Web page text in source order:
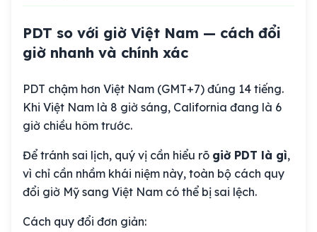
PDT so với giờ Việt Nam — cách đổi
giờ nhanh và chính xác
PDT chậm hơn Việt Nam (GMT+7) đúng 14 tiếng.
Khi Việt Nam là 8 giờ sáng, California đang là 6
giờ chiều hôm trước.
Để tránh sai lịch, quý vị cần hiểu rõ giờ PDT là gì,
vì chỉ cần nhầm khái niệm này, toàn bộ cách quy
đổi giờ Mỹ sang Việt Nam có thể bị sai lệch.
Cách quy đổi đơn giản: